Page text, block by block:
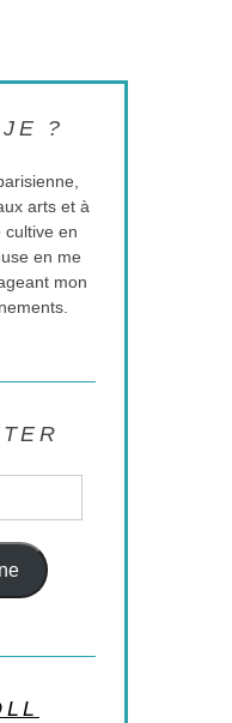
?
arts et à
cultive en
en me
mon